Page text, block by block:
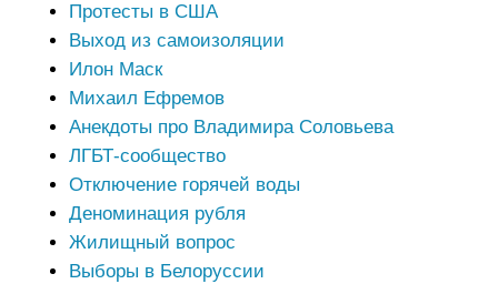
Протесты в США
Выход из самоизоляции
Илон Маск
Михаил Ефремов
Анекдоты про Владимира Соловьева
ЛГБТ-сообщество
Отключение горячей воды
Деноминация рубля
Жилищный вопрос
Выборы в Белоруссии